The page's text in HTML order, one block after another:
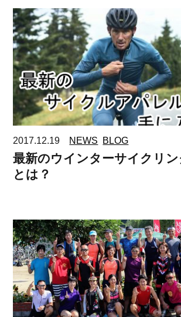
2017.12.19 NEWS BLOG
最新のウインターサイクリ
とは？